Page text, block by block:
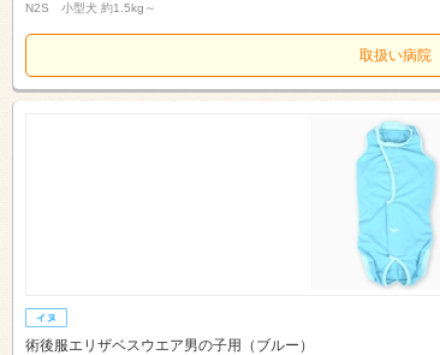
N2S 小型犬 約1.5kg～
取扱い病院
術後服エリザベスウエア男の子用（ブルー）